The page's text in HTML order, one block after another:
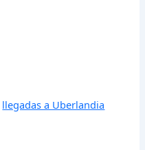
llegadas a Uberlandia